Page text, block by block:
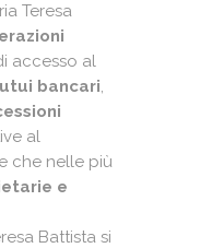
Teresa
accesso al
bancari,
al
che nelle più
e
Battista si